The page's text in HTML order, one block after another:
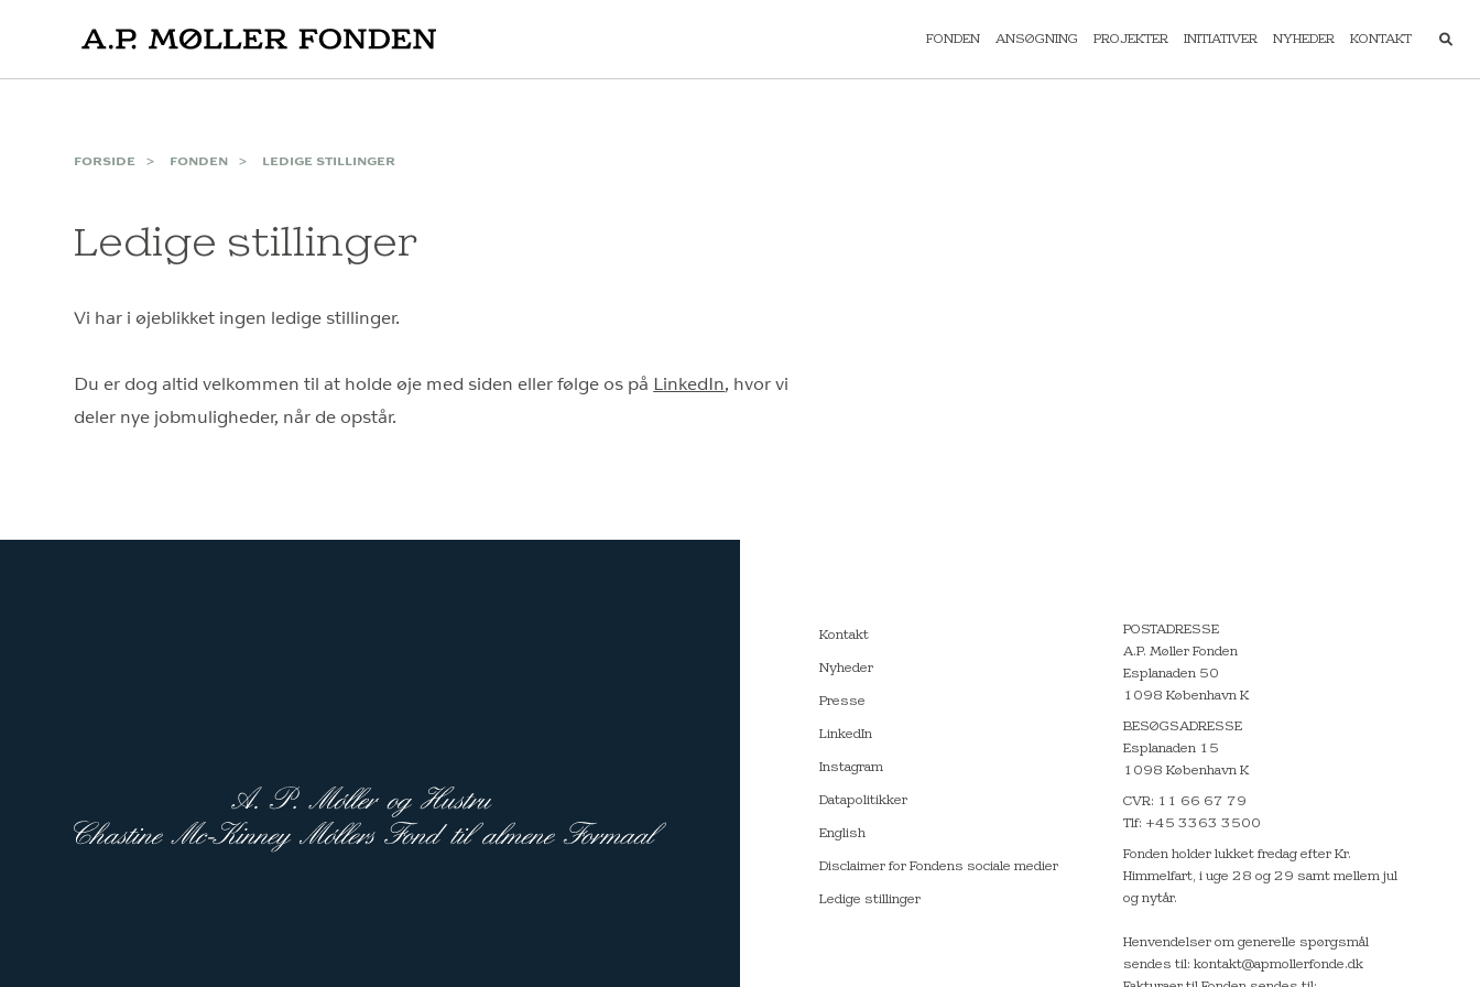
FONDEN ANSØGNING PROJEKTER INITIATIVER NYHEDER KONTAKT
FORSIDE FONDEN LEDIGE STILLINGER
Ledige stillinger
Vi har i øjeblikket ingen ledige stillinger.
Du er dog altid velkommen til at holde øje med siden eller følge os på LinkedIn, hvor vi
deler nye jobmuligheder, når de opstår.
Kontakt
Nyheder
Presse
LinkedIn
Instagram
Datapolitikker
English
Disclaimer for Fondens sociale medier
Ledige stillinger
POSTADRESSE
A.P. Møller Fonden
Esplanaden 50
1098 København K
BESØGSADRESSE
Esplanaden 15
1098 København K
CVR: 11 66 67 79
Tlf: +45 3363 3500
Fonden holder lukket fredag efter Kr.
Himmelfart, i uge 28 og 29 samt mellem jul
og nytår.
Henvendelser om generelle spørgsmål
sendes til: kontakt@apmollerfonde.dk